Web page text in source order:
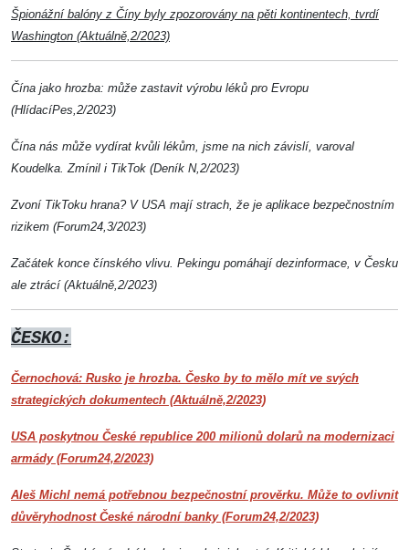
Špionážní balóny z Číny byly zpozorovány na pěti kontinentech, tvrdí
Washington (Aktuálně,2/2023)
Čína jako hrozba: může zastavit výrobu léků pro Evropu
(HlídacíPes,2/2023)
Čína nás může vydírat kvůli lékům, jsme na nich závislí, varoval
Koudelka. Zmínil i TikTok (Deník N,2/2023)
Zvoní TikToku hrana? V USA mají strach, že je aplikace bezpečnostním
rizikem (Forum24,3/2023)
Začátek konce čínského vlivu. Pekingu pomáhají dezinformace, v Česku
ale ztrácí (Aktuálně,2/2023)
ČESKO:
Černochová: Rusko je hrozba. Česko by to mělo mít ve svých
strategických dokumentech (Aktuálně,2/2023)
USA poskytnou České republice 200 milionů dolarů na modernizaci
armády (Forum24,2/2023)
Aleš Michl nemá potřebnou bezpečnostní prověrku. Může to ovlivnit
důvěryhodnost České národní banky (Forum24,2/2023)